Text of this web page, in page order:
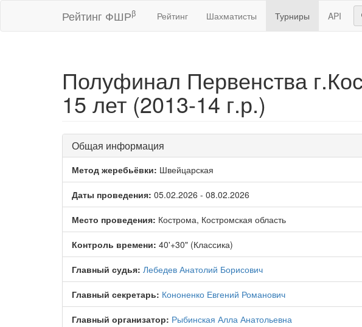
Рейтинг ФШРβ Рейтинг Шахматисты Турниры API
Полуфинал Первенства
15 лет (2013-14 г.р.)
Общая информация
Метод жеребьёвки: Швейцарская
Даты проведения: 05.02.2026 - 08.02.2026
Место проведения: Кострома, Костромская область
Контроль времени: 40'+30" (Классика)
Главный судья: Лебедев Анатолий Борисович
Главный секретарь: Кононенко Евгений Романович
Главный организатор: Рыбинская Алла Анатольевна